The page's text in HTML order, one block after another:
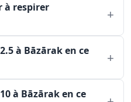
à respirer
à Bāzārak en ce
à Bāzārak en ce